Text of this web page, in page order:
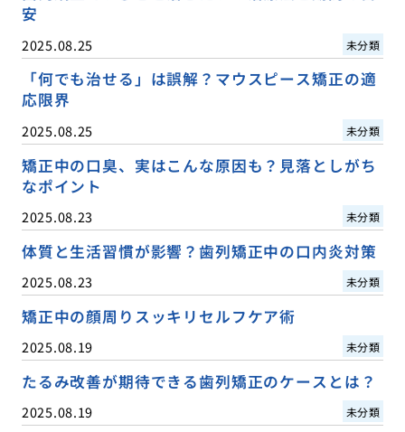
安
2025.08.25 未分類
「何でも治せる」は誤解？マウスピース矯正の適
応限界
2025.08.25 未分類
矯正中の口臭、実はこんな原因も？見落としがち
なポイント
2025.08.23 未分類
体質と生活習慣が影響？歯列矯正中の口内炎対策
2025.08.23 未分類
矯正中の顔周りスッキリセルフケア術
2025.08.19 未分類
たるみ改善が期待できる歯列矯正のケースとは？
2025.08.19 未分類